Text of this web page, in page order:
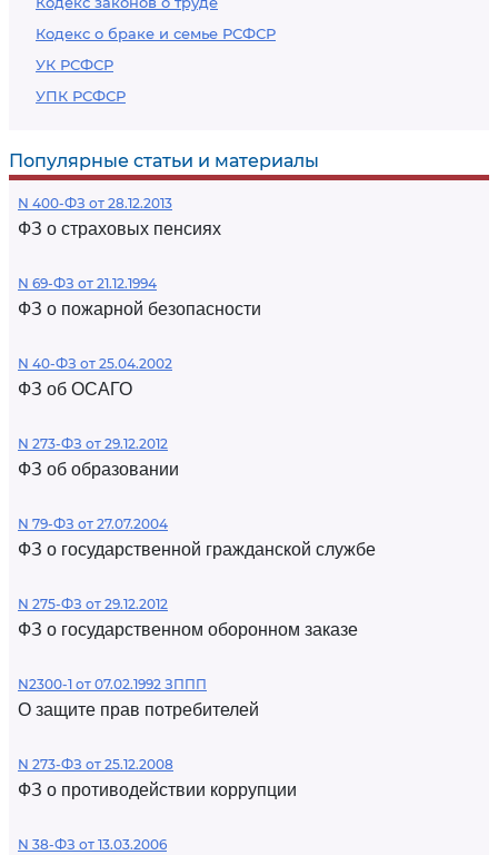
Кодекс о браке и семье РСФСР
УК РСФСР
УПК РСФСР
Популярные статьи и материалы
N 400-ФЗ от 28.12.2013
ФЗ о страховых пенсиях
N 69-ФЗ от 21.12.1994
ФЗ о пожарной безопасности
N 40-ФЗ от 25.04.2002
ФЗ об ОСАГО
N 273-ФЗ от 29.12.2012
ФЗ об образовании
N 79-ФЗ от 27.07.2004
ФЗ о государственной гражданской службе
N 275-ФЗ от 29.12.2012
ФЗ о государственном оборонном заказе
N2300-1 от 07.02.1992 ЗППП
О защите прав потребителей
N 273-ФЗ от 25.12.2008
ФЗ о противодействии коррупции
N 38-ФЗ от 13.03.2006